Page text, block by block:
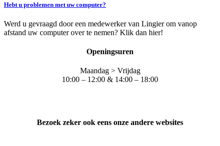
Hebt u problemen met uw computer?
Werd u gevraagd door een medewerker van Lingier om vanop
afstand uw computer over te nemen? Klik dan hier!
Openingsuren
Maandag > Vrijdag
10:00 – 12:00 & 14:00 – 18:00
Bezoek zeker ook eens onze andere websites